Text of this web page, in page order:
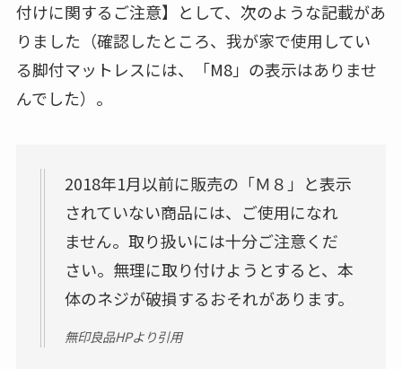
付けに関するご注意】 として、次のような記載があ
りました（確認したところ、我が家で使用してい
る脚付マットレスには、「M8」の表示はありませ
んでした）。
2018年1月以前に販売の 「Ｍ８」と表示
されていない商品には、ご使用になれ
ません。取り扱いには十分ご注意くだ
さい。無理に取り付けようとすると、本
体のネジが破損するおそれがあります。
無印良品HPより引用